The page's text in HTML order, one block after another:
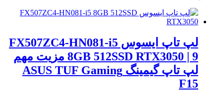
لپ تاپ ایسوس FX507ZC4-HN081-i5
8GB 512SSD RTX3050 | 9 مزیت مهم
لپ تاپ گیمینگ ASUS TUF Gaming
F15